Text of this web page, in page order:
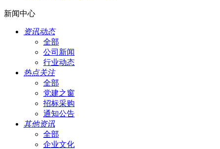
新闻中心
资讯动态
全部
公司新闻
行业动态
热点关注
全部
党建之窗
招标采购
通知公告
其他资讯
全部
企业文化